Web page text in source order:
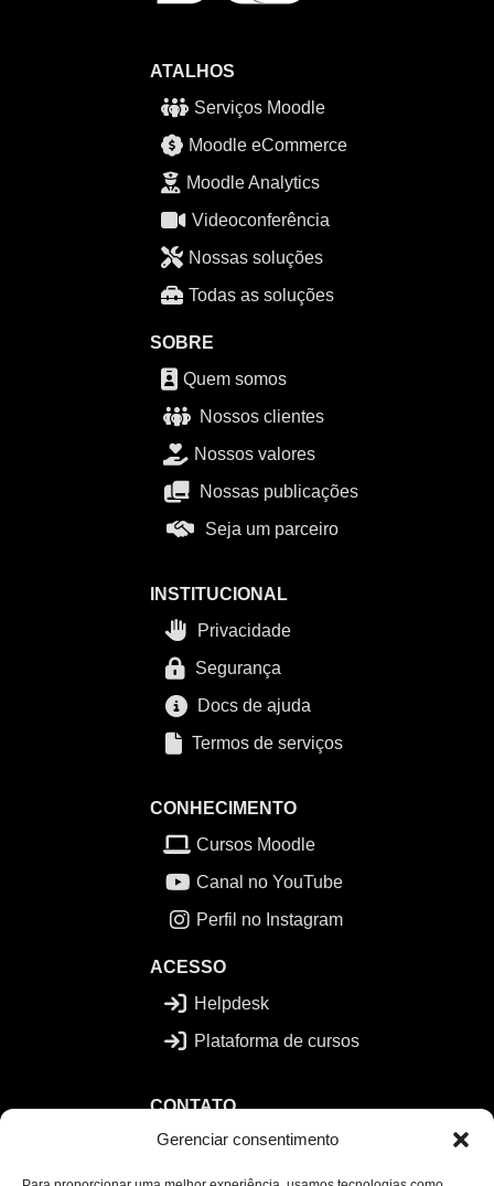
Gerenciar consentimento
ATALHOS
Serviços Moodle
Moodle eCommerce
Moodle Analytics
Videoconferência
Nossas soluções
Todas as soluções
SOBRE
Quem somos
Nossos clientes
Nossos valores
Nossas publicações
Seja um parceiro
INSTITUCIONAL
Privacidade
Segurança
Docs de ajuda
Termos de serviços
CONHECIMENTO
Cursos Moodle
Canal no YouTube
Perfil no Instagram
ACESSO
Helpdesk
Plataforma de cursos
CONTATO
contato@gfarias.com
WhatsApp